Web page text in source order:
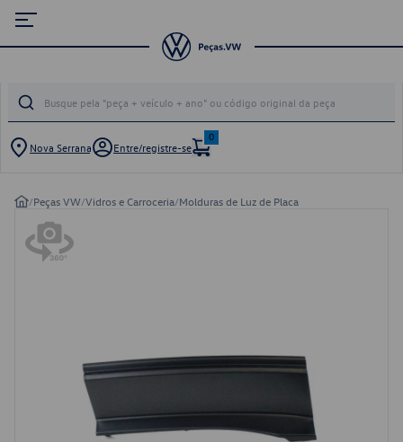
Nova Serrana Entre/registre-se
0
/Peças VW/Vidros e Carroceria/Molduras de Luz de Placa